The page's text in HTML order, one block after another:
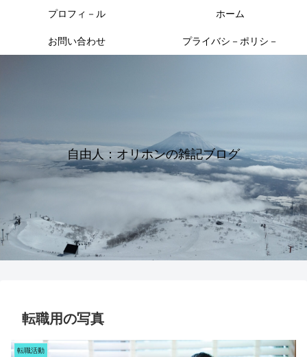
自由人：オリホンの雑記ブログ
プロフィ－ル ホーム
お問い合わせ プライバシ－ポリシ－
転職用の写真
転職活動